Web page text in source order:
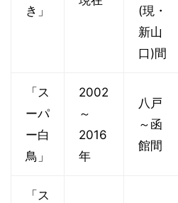
き」
(現・
新山
口)間
「ス
ーパ
ー白
鳥」
2002
～
2016
年
八戸
～函
館間
「ス